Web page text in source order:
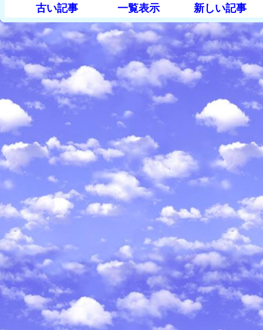
古い記事 一覧表示 新しい記事